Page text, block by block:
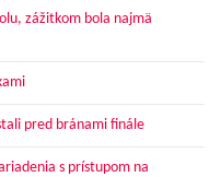
zážitkom bola najmä
pred bránami finále
s prístupom na